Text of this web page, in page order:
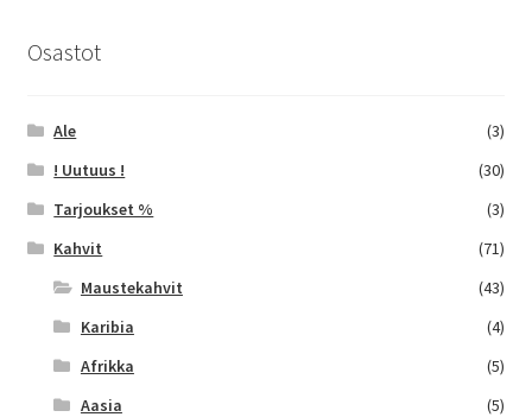
Osastot
Ale
(3)
! Uutuus !
(30)
Tarjoukset %
(3)
Kahvit
(71)
Maustekahvit
(43)
Karibia
(4)
Afrikka
(5)
Aasia
(5)